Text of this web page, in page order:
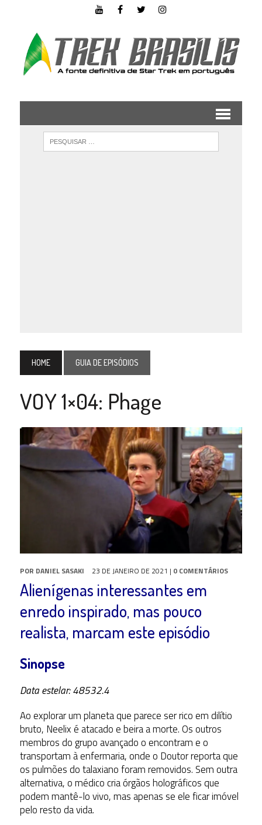
HOME GUIA DE EPISÓDIOS
VOY 1×04: Phage
POR DANIEL SASAKI 23 DE JANEIRO DE 2021 | 0 COMENTÁRIOS
Alienígenas interessantes em
enredo inspirado, mas pouco
realista, marcam este episódio
Sinopse
Data estelar: 48532.4
Ao explorar um planeta que parece ser rico em dilítio
bruto, Neelix é atacado e beira a morte. Os outros
membros do grupo avançado o encontram e o
transportam à enfermaria, onde o Doutor reporta que
os pulmões do talaxiano foram removidos. Sem outra
alternativa, o médico cria órgãos holográficos que
podem mantê-lo vivo, mas apenas se ele ficar imóvel
pelo resto da vida.